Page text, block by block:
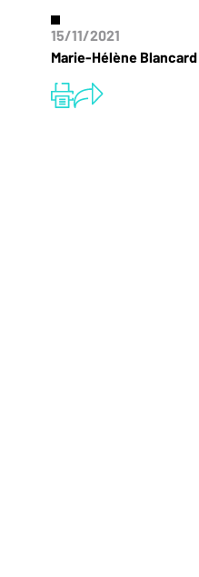
15/11/2021
Marie-Hélène Blancard